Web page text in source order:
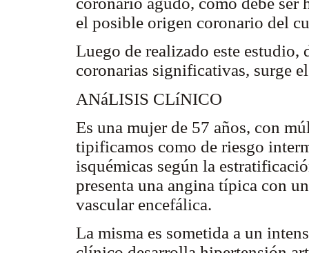
el posible origen coronario del
Luego de realizado este estudio,
coronarias significativas, surge
ANáLISIS CLíNICO
Es una mujer de 57 años, con
tipificamos como de riesgo
isquémicas según la
presenta una angina típica con
vascular encefálica.
La misma es sometida a un